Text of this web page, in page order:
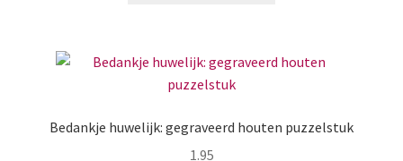
Bedankje huwelijk: gegraveerd houten puzzelstuk
1.95